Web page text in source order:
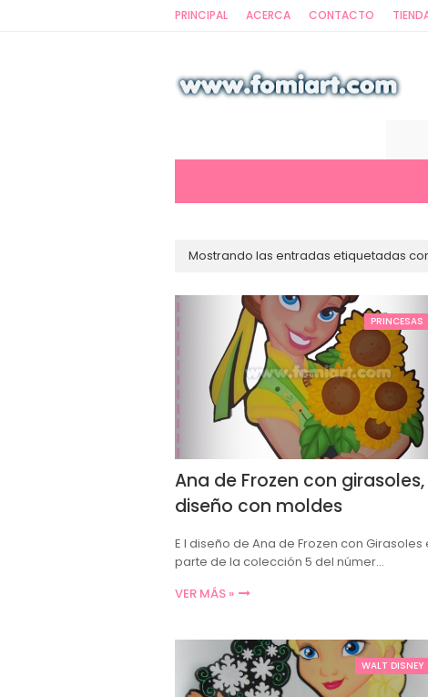
PRINCIPAL ACERCA CONTACTO
Mostrando las entradas etiquetadas
PRINCESAS
Ana de Frozen con girasoles,
diseño con moldes
E l diseño de Ana de Frozen con Girasoles
parte de la colección 5 del númer…
VER MÁS »
WALT DISNEY